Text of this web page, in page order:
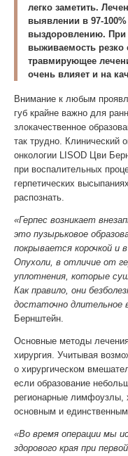
легко заметить.
выявлении в 97-
выздоровлению. При
выживаемость резко
травмирующее
очень влияет и на
Внимание к любым
губ крайне важно для
злокачественное
так трудно. Клинический
онкологии LISOD Цви
при воспалительных
герпетических
распознать.
«Герпес возникает
это пузырьковое
покрывается корочкой и
Опухоли, в отличие от
уплотнения, которые
Как правило, они
достаточно длительное
Бернштейн.
Основные методы
хирургия. Учитывая
о хирургическом
если образование
регионарные лимфоузлы,
основным и
«Во время операции мы
здорового края при